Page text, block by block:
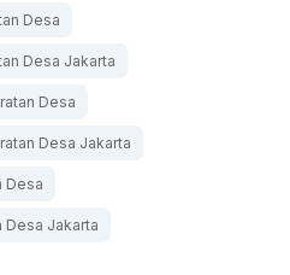
Desa
Desa Jakarta
Desa
Desa Jakarta
Desa
Desa Jakarta